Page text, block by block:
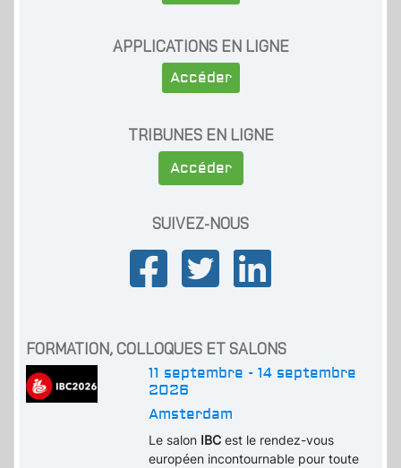
APPLICATIONS EN LIGNE
Accéder
TRIBUNES EN LIGNE
Accéder
SUIVEZ-NOUS
FORMATION, COLLOQUES ET SALONS
11 septembre - 14 septembre
2026
Amsterdam
Le salon IBCest le rendez-vous
européen incontournable pour toute